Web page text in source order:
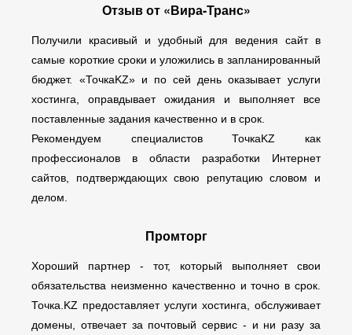
Отзыв от «Вира-Транс»
Получили красивый и удобный для ведения сайт в
самые короткие сроки и уложились в запланированный
бюджет. «ТочкаKZ» и по сей день оказывает услуги
хостинга, оправдывает ожидания и выполняет все
поставленные задания качественно и в срок.
Рекомендуем специалистов ТочкаKZ как
профессионалов в области разработки Интернет
сайтов, подтверждающих свою репутацию словом и
делом.
Промторг
Хороший партнер - тот, который выполняет свои
обязательства неизменно качественно и точно в срок.
Точка.KZ предоставляет услуги хостинга, обслуживает
домены, отвечает за почтовый сервис - и ни разу за